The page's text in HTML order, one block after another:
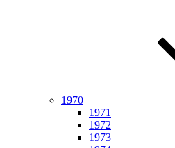
1970
1971
1972
1973